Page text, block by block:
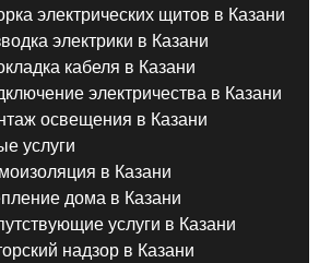
электрических щитов в Казани
электрики в Казани
кабеля в Казани
электричества в Казани
освещения в Казани
услуги
в Казани
дома в Казани
услуги в Казани
надзор в Казани